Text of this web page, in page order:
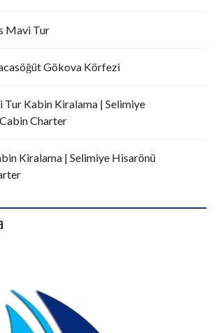
Mavi Tur
Gökova Körfezi
Tur Kabin Kiralama | Selimiye
Charter
Kiralama | Selimiye Hisarönü